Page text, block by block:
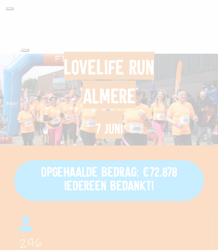
LoveLife Run
Almere
7 juni
Opgehaalde bedrag: €72.878
iedereen bedankt!
296